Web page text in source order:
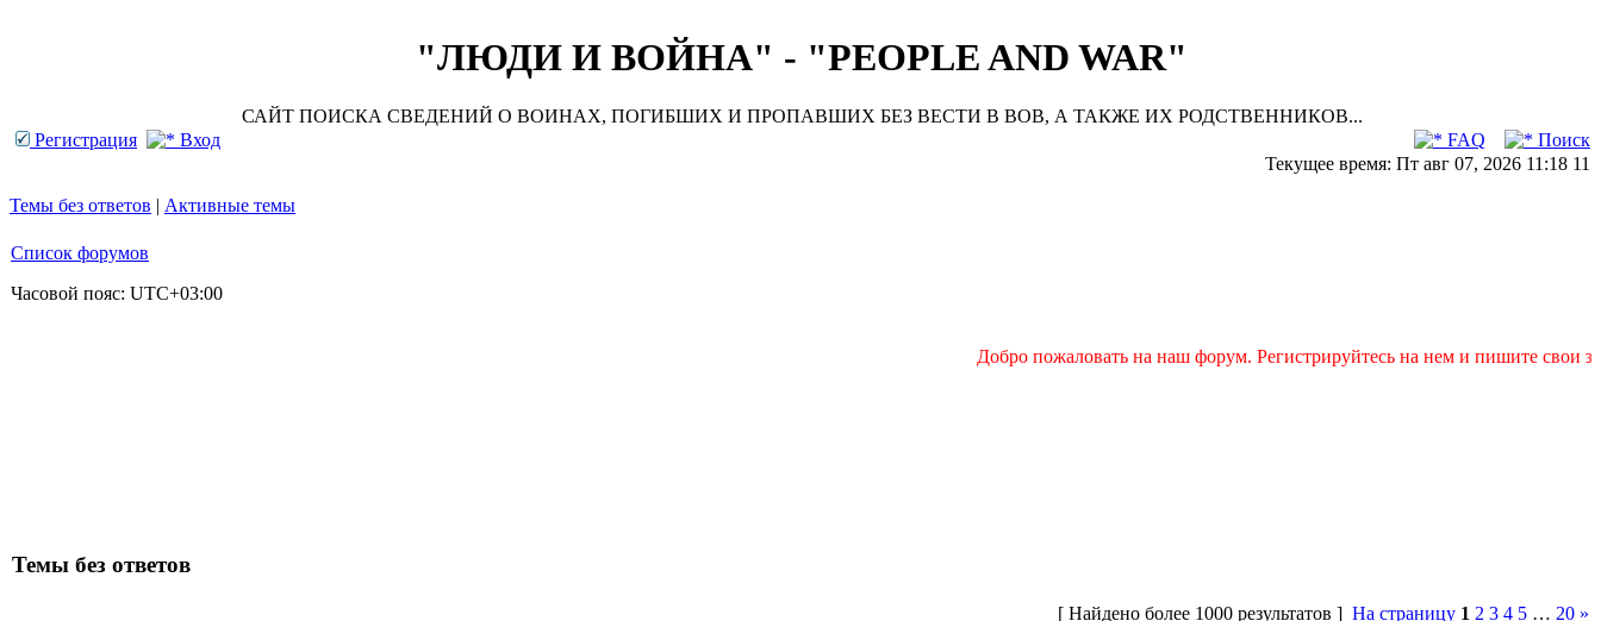
"ЛЮДИ И ВОЙНА" - "PEOPLE AND WAR"
САЙТ ПОИСКА СВЕДЕНИЙ О ВОИНАХ, ПОГИБШИХ И ПРОПАВШИХ БЕЗ ВЕСТИ В ВОВ, А ТАКЖЕ ИХ РОДСТВЕННИКОВ...
Регистрация
Вход FAQ
Поиск
Текущее время: Пт авг 07, 2026 11:18 11
Темы без ответов | Активные темы
Список форумов
Часовой пояс: UTC+03:00
Добро пожаловать на наш форум. Регистрируйтесь на нем и пишите свои заявки в
Темы без ответов
[ Найдено более 1000 результатов ] На страницу 1 2 3 4 5 … 20 »